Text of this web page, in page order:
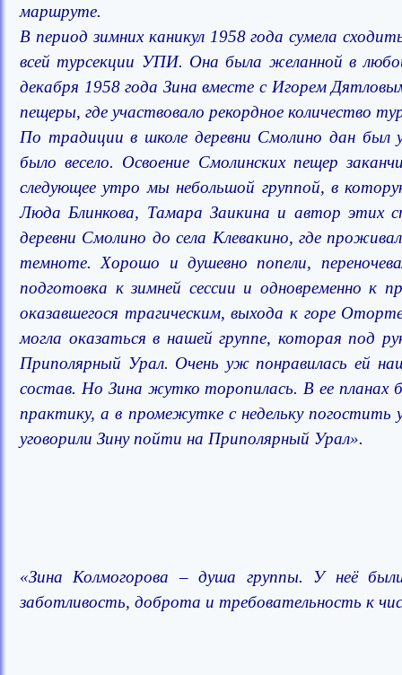
маршруте.
В период зимних каникул 1958 года сумела
всей турсекции УПИ. Она была желанной в
декабря 1958 года Зина вместе с Игорем
пещеры, где участвовало рекордное количество
По традиции в школе деревни Смолино дан был
было весело. Освоение Смолинских пещер
следующее утро мы небольшой группой, в
Люда Блинкова, Тамара Заикина и автор этих
деревни Смолино до села Клевакино, где
темноте. Хорошо и душевно попели,
подготовка к зимней сессии и одновременно к
оказавшегося трагическим, выхода к горе
могла оказаться в нашей группе, которая под
Приполярный Урал. Очень уж понравилась ей
состав. Но Зина жутко торопилась. В ее планах
практику, а в промежутке с не­дельку
уговори­ли Зину пойти на Приполярный Урал».
«Зина Колмогорова – душа группы. У неё
заботливость, доброта и требовательность к